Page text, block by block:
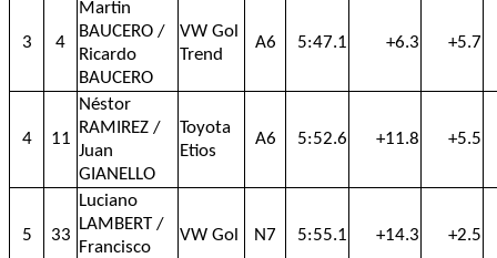
3 4
Martin
BAUCERO /
Ricardo
BAUCERO
VW Gol
Trend
A6 5:47.1 +6.3 +5.7
4 11
Néstor
RAMIREZ /
Juan
GIANELLO
Toyota
Etios
A6 5:52.6 +11.8 +5.5
5 33
Luciano
LAMBERT /
Francisco
VW Gol N7 5:55.1 +14.3 +2.5